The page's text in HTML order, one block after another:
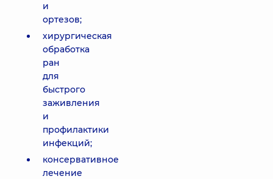
и
ортезов;
хирургическая
обработка
ран
для
быстрого
заживления
и
профилактики
инфекций;
консервативное
лечение